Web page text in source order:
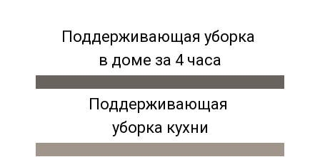
Поддерживающая уборка
в доме за 4 часа
Поддерживающая
уборка кухни